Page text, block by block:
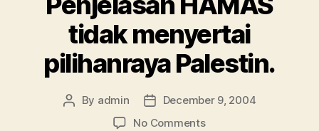
Rejim
Zionis”
tidak menyertai
pilihanraya Palestin.
Post
By admin
Post
date
December 9, 2004
No Commentson